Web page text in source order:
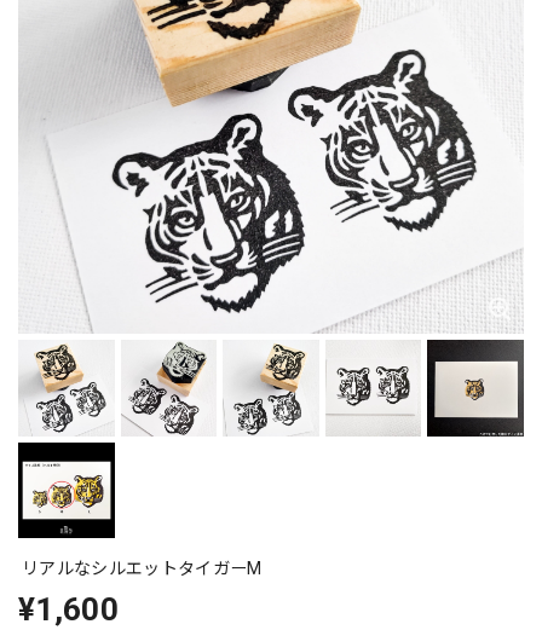
リアルなシルエットタイガーM
¥1,600